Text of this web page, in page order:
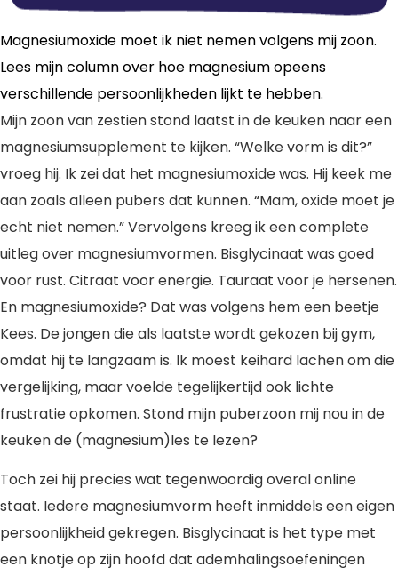
Magnesiumoxide moet ik niet nemen volgens mij zoon.
Lees mijn column over hoe magnesium opeens
verschillende persoonlijkheden lijkt te hebben.
Mijn zoon van zestien stond laatst in de keuken naar een
magnesiumsupplement te kijken. “Welke vorm is dit?”
vroeg hij. Ik zei dat het magnesiumoxide was. Hij keek me
aan zoals alleen pubers dat kunnen. “Mam, oxide moet je
echt niet nemen.” Vervolgens kreeg ik een complete
uitleg over magnesiumvormen. Bisglycinaat was goed
voor rust. Citraat voor energie. Tauraat voor je hersenen.
En magnesiumoxide? Dat was volgens hem een beetje
Kees. De jongen die als laatste wordt gekozen bij gym,
omdat hij te langzaam is. Ik moest keihard lachen om die
vergelijking, maar voelde tegelijkertijd ook lichte
frustratie opkomen. Stond mijn puberzoon mij nou in de
keuken de (magnesium)les te lezen?
Toch zei hij precies wat tegenwoordig overal online
staat. Iedere magnesiumvorm heeft inmiddels een eigen
persoonlijkheid gekregen. Bisglycinaat is het type met
een knotje op zijn hoofd dat ademhalingsoefeningen